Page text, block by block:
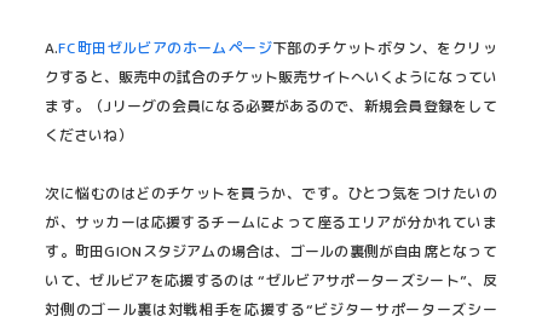
A.FC町田ゼルビアのホームページ下部のチケットボタン、をクリッ
クすると、販売中の試合のチケット販売サイトへいくようになってい
ます。（Jリーグの会員になる必要があるので、新規会員登録をして
くださいね）
次に悩むのはどのチケットを買うか、です。ひとつ気をつけたいの
が、サッカーは応援するチームによって座るエリアが分かれていま
す。町田GIONスタジアムの場合は、ゴールの裏側が自由席となって
いて、ゼルビアを応援するのは “ゼルビアサポーターズシート”、反
対側のゴール裏は対戦相手を応援する“ビジターサポーターズシー